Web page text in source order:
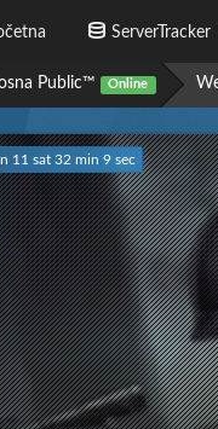
ServerTracker
Public™ Online
11 sat 32 min 10 sec